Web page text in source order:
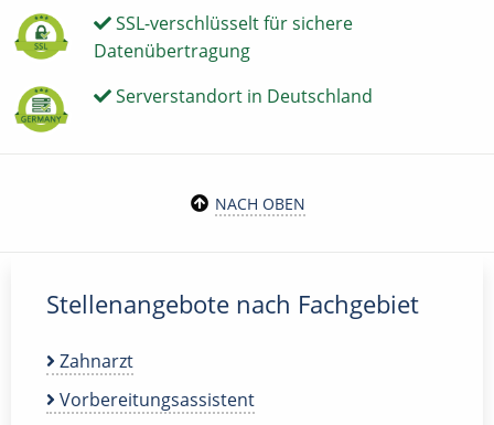
SSL-verschlüsselt für sichere
Datenübertragung
Serverstandort in Deutschland
NACH OBEN
Stellenangebote nach Fachgebiet
Zahnarzt
Vorbereitungsassistent